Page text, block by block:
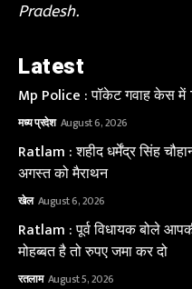
Pradesh.
Latest
Mp Police : पॉकेट गवाह केस में
मध्य प्रदेश August 6, 2026
Ratlam : शहीद धर्मेंद्र सिंह
अगस्त को मैराथन
खेल August 6, 2026
Ratlam : पूर्व विधायक बोले
मोहब्बत है तो रुपए जमा कर दो
रतलाम August 5, 2026